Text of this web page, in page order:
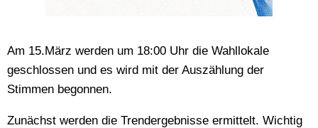
Am 15.März werden um 18:00 Uhr die Wahllokale
geschlossen und es wird mit der Auszählung der
Stimmen begonnen.
Zunächst werden die Trendergebnisse ermittelt. Wichtig